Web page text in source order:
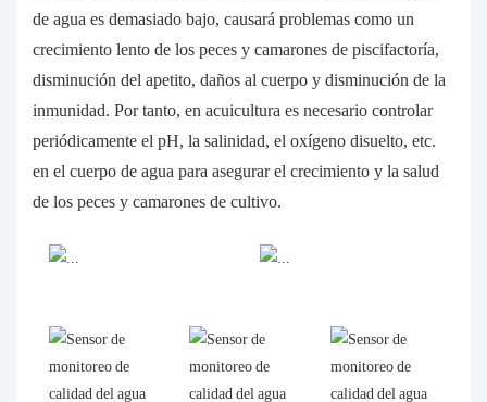
de agua es demasiado bajo, causará problemas como un
crecimiento lento de los peces y camarones de piscifactoría,
disminución del apetito, daños al cuerpo y disminución de la
inmunidad. Por tanto, en acuicultura es necesario controlar
periódicamente el pH, la salinidad, el oxígeno disuelto, etc.
en el cuerpo de agua para asegurar el crecimiento y la salud
de los peces y camarones de cultivo.